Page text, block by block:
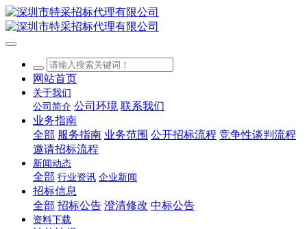
网站首页
关于我们
公司简介 公司环境 联系我们
业务指南
全部 服务指南 业务范围 公开招标流程 竞争性谈判流程
邀请招标流程
新闻动态
全部 行业资讯 企业新闻
招标信息
全部 招标公告 澄清修改 中标公告
资料下载